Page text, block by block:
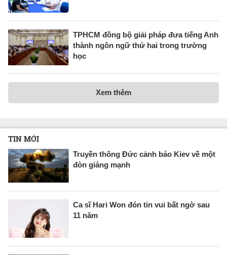
TPHCM đồng bộ giải pháp đưa tiếng Anh
thành ngôn ngữ thứ hai trong trường
học
Xem thêm
TIN MỚI
Truyền thông Đức cảnh báo Kiev về một
đòn giáng mạnh
Ca sĩ Hari Won đón tin vui bất ngờ sau
11 năm